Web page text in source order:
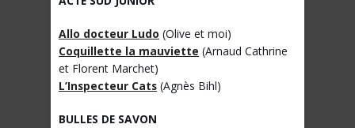
Allo docteur Ludo (Olive et moi)
Coquillette la mauviette (Arnaud Cathrine
et Florent Marchet)
L’Inspecteur Cats (Agnès Bihl)
BULLES DE SAVON